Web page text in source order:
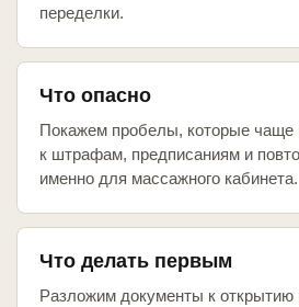
переделки.
Что опасно
Покажем пробелы, которые чаще
к штрафам, предписаниям и
именно для массажного кабинета.
Что делать первым
Разложим документы к открытию